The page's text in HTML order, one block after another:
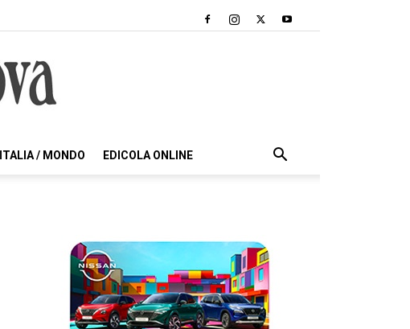
ITALIA / MONDO EDICOLA ONLINE